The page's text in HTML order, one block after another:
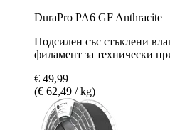
DuraPro PA6 GF Anthracite
Подсилен със стъклени
филамент за технически
€ 49,99
(€ 62,49 / kg)